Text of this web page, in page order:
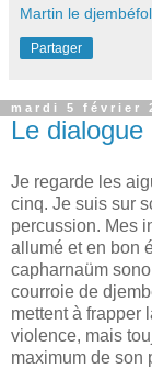
Martin le
Partager
mardi 5 février
Le
Je regarde les
cinq. Je suis sur
percussion. Mes
allumé et en bon
capharnaüm
courroie de
mettent à frapper
violence, mais
maximum de son